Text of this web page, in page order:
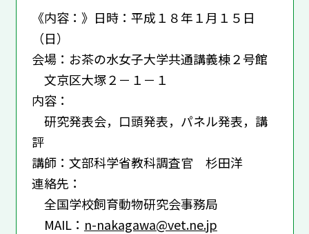
《内容：》日時：平成１８年１月１５日
（日）
会場：お茶の水女子大学共通講義棟２号館
文京区大塚２－１－１
内容：
研究発表会，口頭発表，パネル発表，講
評
講師：文部科学省教科調査官 杉田洋
連絡先：
全国学校飼育動物研究会事務局
MAIL： n-nakagawa@vet.ne.jp